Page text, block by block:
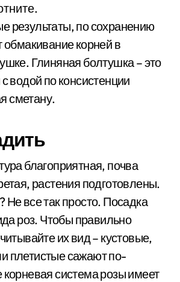
результаты, по сохранению
обмакивание корней в
Глиняная болтушка – это
водой по консистенции
сметану.
благоприятная, почва
растения подготовлены.
Не все так просто. Посадка
роз. Чтобы правильно
их вид – кустовые,
плетистые сажают по-
система розы имеет